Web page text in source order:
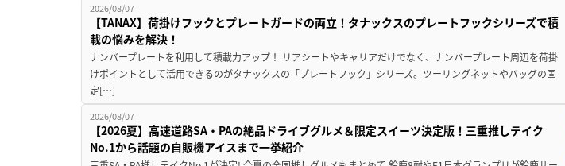
2026/08/07
【TANAX】荷掛けフックとプレートガードの両立！タナックスのプレートフックシリーズで積
載の悩みを解決！
ナンバープレートを利用して積載力アップ！ リアシートやキャリアだけでなく、ナンバープレート周辺を荷掛
けポイントとして活用できるのがタナックスの「プレートフック」シリーズ。ツーリングネットやバッグの固
定[…]
2026/08/07
【2026夏】高速道路SA・PAの絶品ドライブグルメ＆限定スイーツ決定版！三重推しテイク
No.1から話題の自販機アイスまで一挙紹介